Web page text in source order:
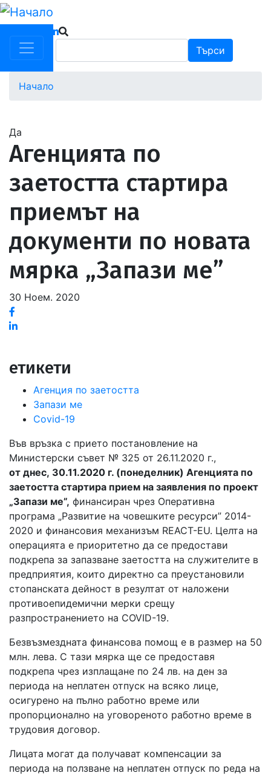
Премини
към
основното
съдържание
Търси
Начало
снимка
Да
Агенцията по
заетостта стартира
приемът на
документи по новата
мярка „Запази ме”
30 Ноем. 2020
етикети
Агенция по заетостта
Запази ме
Covid-19
Във връзка с прието постановление на
Министерски съвет № 325 от 26.11.2020 г.,
от днес, 30.11.2020 г. (понеделник) Агенцията по
заетостта стартира прием на заявления по проект
„Запази ме”, финансиран чрез Оперативна
програма „Развитие на човешките ресурси” 2014-
2020 и финансовия механизъм REACT-EU. Целта на
операцията е приоритетно да се предостави
подкрепа за запазване заетостта на служителите в
предприятия, които директно са преустановили
стопанската дейност в резултат от наложени
противоепидемични мерки срещу
разпространението на COVID-19.
Безвъзмездната финансова помощ е в размер на 50
млн. лева. С тази мярка ще се предоставя
подкрепа чрез изплащане по 24 лв. на ден за
периода на неплатен отпуск на всяко лице,
осигурено на пълно работно време или
пропорционално на уговореното работно време в
трудовия договор.
Лицата могат да получават компенсации за
периода на ползване на неплатен отпуск по реда на